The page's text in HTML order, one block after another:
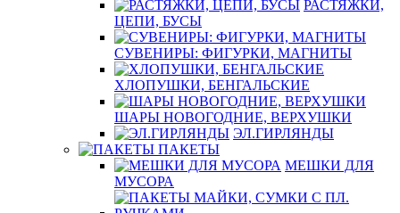
РАСТЯЖКИ,
ЦЕПИ, БУСЫ
СУВЕНИРЫ: ФИГУРКИ, МАГНИТЫ
ХЛОПУШКИ, БЕНГАЛЬСКИЕ
ШАРЫ НОВОГОДНИЕ, ВЕРХУШКИ
ЭЛ.ГИРЛЯНДЫ
ПАКЕТЫ
МЕШКИ ДЛЯ
МУСОРА